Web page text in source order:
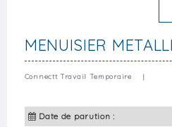
MENUISIER
Connectt Travail Temporaire |
Date de parution :